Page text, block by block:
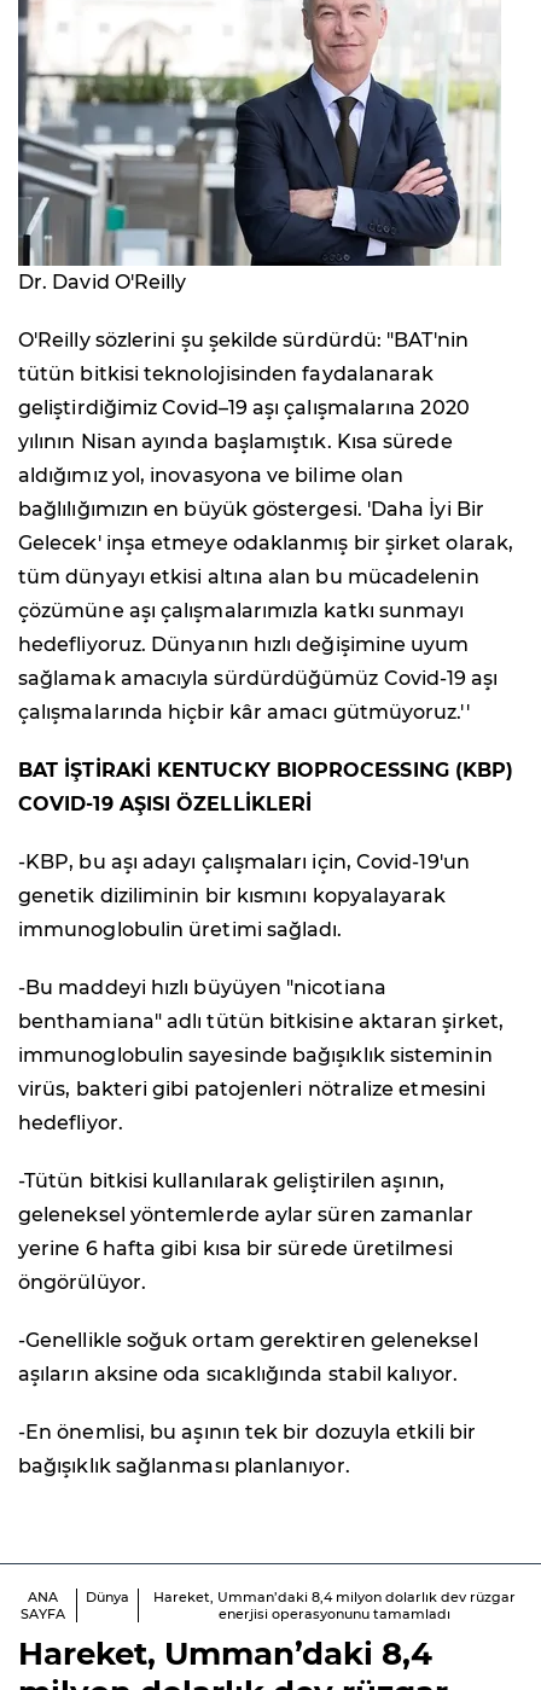
Dr. David O'Reilly
O'Reilly sözlerini şu şekilde sürdürdü: "BAT'nin
tütün bitkisi teknolojisinden faydalanarak
geliştirdiğimiz Covid–19 aşı çalışmalarına 2020
yılının Nisan ayında başlamıştık. Kısa sürede
aldığımız yol, inovasyona ve bilime olan
bağlılığımızın en büyük göstergesi. 'Daha İyi Bir
Gelecek' inşa etmeye odaklanmış bir şirket olarak,
tüm dünyayı etkisi altına alan bu mücadelenin
çözümüne aşı çalışmalarımızla katkı sunmayı
hedefliyoruz. Dünyanın hızlı değişimine uyum
sağlamak amacıyla sürdürdüğümüz Covid-19 aşı
çalışmalarında hiçbir kâr amacı gütmüyoruz.''
BAT İŞTİRAKİ KENTUCKY BIOPROCESSING (KBP)
COVID-19 AŞISI ÖZELLİKLERİ
-KBP, bu aşı adayı çalışmaları için, Covid-19'un
genetik diziliminin bir kısmını kopyalayarak
immunoglobulin üretimi sağladı.
-Bu maddeyi hızlı büyüyen "nicotiana
benthamiana" adlı tütün bitkisine aktaran şirket,
immunoglobulin sayesinde bağışıklık sisteminin
virüs, bakteri gibi patojenleri nötralize etmesini
hedefliyor.
-Tütün bitkisi kullanılarak geliştirilen aşının,
geleneksel yöntemlerde aylar süren zamanlar
yerine 6 hafta gibi kısa bir sürede üretilmesi
öngörülüyor.
-Genellikle soğuk ortam gerektiren geleneksel
aşıların aksine oda sıcaklığında stabil kalıyor.
-En önemlisi, bu aşının tek bir dozuyla etkili bir
bağışıklık sağlanması planlanıyor.
ANA
SAYFA
Dünya
Hareket, Umman’daki 8,4 milyon dolarlık dev rüzgar
enerjisi operasyonunu tamamladı
Hareket, Umman’daki 8,4